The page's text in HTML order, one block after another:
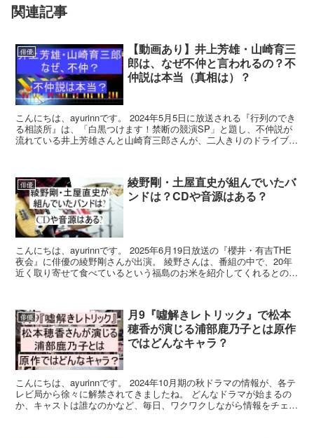
関連記事
俳優
【動画あり】井上芳雄・山崎育三
郎は、なぜ不仲と言われるの？不
仲説は本当（真相は）？
こんにちは、ayurinnです。 2024年5月5日に放送される『行列のでき
る相談所』は、「白黒つけます！禁断の競演SP」と題し、不仲説が
流れている井上芳雄さんと山崎育三郎さんが、二人きりのドライブ旅
俳優
綾野剛・土屋直史が組んでいたバ
ンドは？CDや音源はある？
こんにちは、ayurinnです。 2025年6月19日放送の『櫻井・有吉THE
夜会』に俳優の綾野剛さんが出演。 綾野さんは、番組の中で、20年
近く取り寄せて食べているという福島のお米を紹介してくれるとのこ
俳優
月9『噓解きレトリック』で松本
穂香が演じる浦部鹿乃子とは原作
ではどんなキャラ？
こんにちは、ayurinnです。 2024年10月期の秋ドラマの情報が、各テ
レビ局から徐々に解禁されてきましたね。 どんなドラマが始まるの
か、キャストは誰なのかなど、毎日、ワクワクしながら情報をチェッ